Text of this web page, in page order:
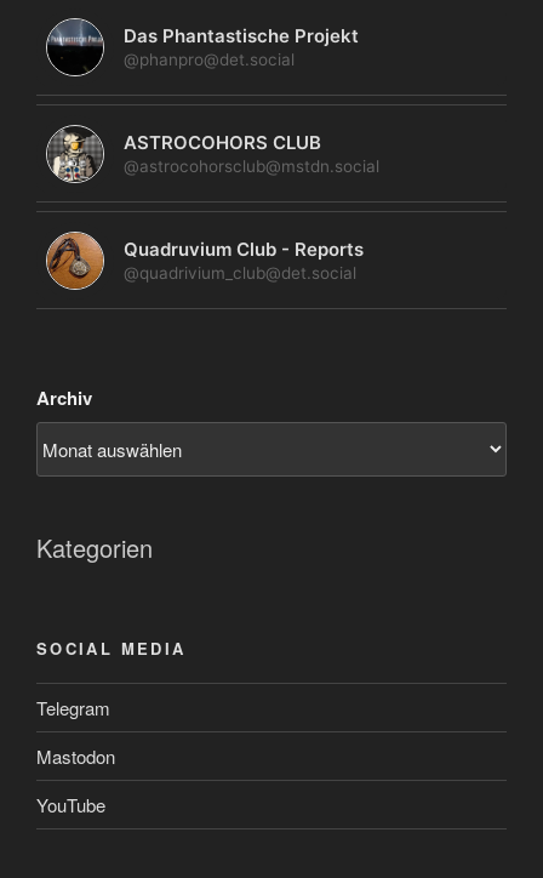
Das Phantastische Projekt
@phanpro@det.social
ASTROCOHORS CLUB
@astrocohorsclub@mstdn.social
Quadruvium Club - Reports
@quadrivium_club@det.social
Archiv
Kategorien
SOCIAL MEDIA
Telegram
Mastodon
YouTube